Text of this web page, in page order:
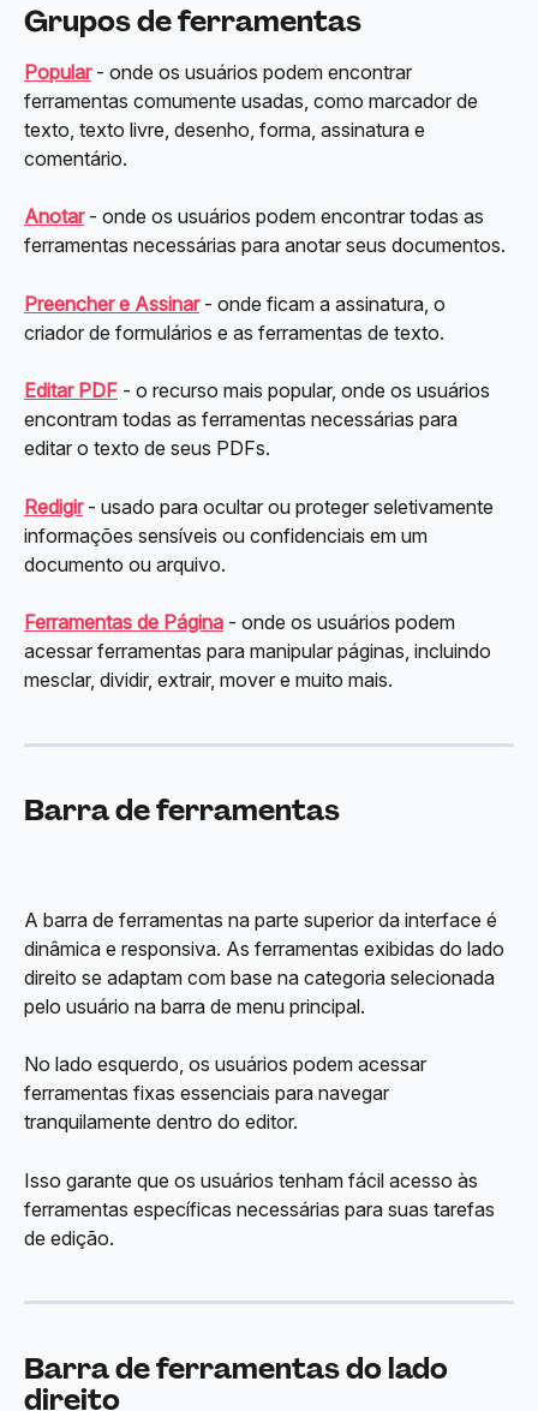
Grupos de ferramentas
Popular - onde os usuários podem encontrar
ferramentas comumente usadas, como marcador de
texto, texto livre, desenho, forma, assinatura e
comentário.
Anotar - onde os usuários podem encontrar todas as
ferramentas necessárias para anotar seus documentos.
Preencher e Assinar - onde ficam a assinatura, o
criador de formulários e as ferramentas de texto.
Editar PDF - o recurso mais popular, onde os usuários
encontram todas as ferramentas necessárias para
editar o texto de seus PDFs.
Redigir - usado para ocultar ou proteger seletivamente
informações sensíveis ou confidenciais em um
documento ou arquivo.
Ferramentas de Página - onde os usuários podem
acessar ferramentas para manipular páginas, incluindo
mesclar, dividir, extrair, mover e muito mais.
Barra de ferramentas
A barra de ferramentas na parte superior da interface é
dinâmica e responsiva. As ferramentas exibidas do lado
direito se adaptam com base na categoria selecionada
pelo usuário na barra de menu principal.
No lado esquerdo, os usuários podem acessar
ferramentas fixas essenciais para navegar
tranquilamente dentro do editor.
Isso garante que os usuários tenham fácil acesso às
ferramentas específicas necessárias para suas tarefas
de edição.
Barra de ferramentas do lado
direito